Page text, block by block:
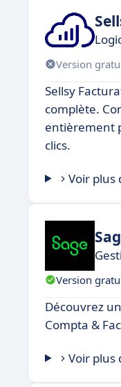
Version
Sellsy
complète.
entièrement
clics.
Voir plus
Version
Découvrez
Compta &
Voir plus